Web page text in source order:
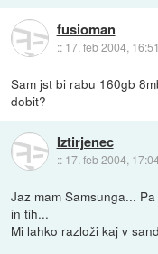
fusioman
:: 17. feb 2004, 16:51
Sam jst bi rabu 160gb
dobit?
Iztirjenec
:: 17. feb 2004,
Jaz mam Samsunga...
in tih...
Mi lahko razloži kaj v